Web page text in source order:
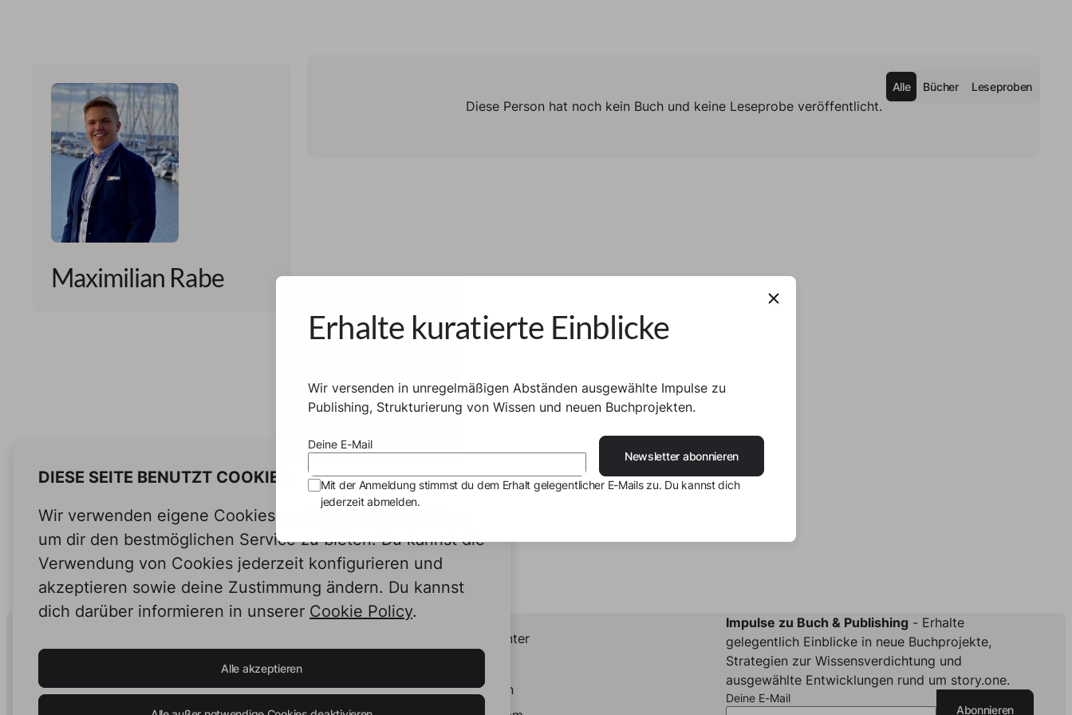
Maximilian Rabe
Alle Bücher Leseproben
Diese Person hat noch kein Buch und keine Leseprobe veröffentlicht.
DIESE SEITE BENUTZT COOKIES
Wir verwenden eigene Cookies und Cookies von Dritten,
um dir den bestmöglichen Service zu bieten. Du kannst die
Verwendung von Cookies jederzeit konfigurieren und
akzeptieren sowie deine Zustimmung ändern. Du kannst
dich darüber informieren in unserer Cookie Policy.
Alle akzeptieren
Human Intelligence.
In Print.
Impulse zu Buch & Publishing- Erhalte
gelegentlich Einblicke in neue Buchprojekte,
Strategien zur Wissensverdichtung und
ausgewählte Entwicklungen rund um story.one.
Deine E-Mail
Abonnieren
Helpcenter
LinkedIn
Erhalte kuratierte Einblicke
Wir versenden in unregelmäßigen Abständen ausgewählte Impulse zu
Publishing, Strukturierung von Wissen und neuen Buchprojekten.
Deine E-Mail
Newsletter abonnieren
Mit der Anmeldung stimmst du dem Erhalt gelegentlicher E-Mails zu. Du kannst dich
jederzeit abmelden.